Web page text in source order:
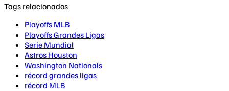
Tags relacionados
Playoffs MLB
Playoffs Grandes Ligas
Serie Mundial
Astros Houston
Washington Nationals
récord grandes ligas
récord MLB